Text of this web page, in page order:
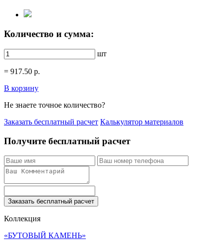
Количество и сумма:
шт
= 917.50 р.
В корзину
Не знаете точное количество?
Заказать бесплатный расчет Калькулятор материалов
Получите бесплатный расчет
Заказать бесплатный расчет
Коллекция
«БУТОВЫЙ КАМЕНЬ»